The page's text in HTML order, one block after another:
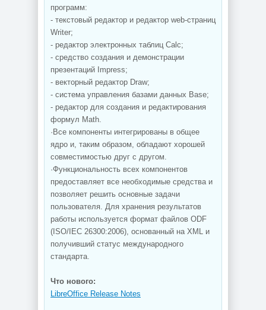
программ:
- текстовый редактор и редактор web-страниц
Writer;
- редактор электронных таблиц Calc;
- средство создания и демонстрации
презентаций Impress;
- векторный редактор Draw;
- система управления базами данных Base;
- редактор для создания и редактирования
формул Math.
·Все компоненты интегрированы в общее
ядро и, таким образом, обладают хорошей
совместимостью друг с другом.
·Функциональность всех компонентов
предоставляет все необходимые средства и
позволяет решить основные задачи
пользователя. Для хранения результатов
работы используется формат файлов ODF
(ISO/IEC 26300:2006), основанный на XML и
получивший статус международного
стандарта.
Что нового:
LibreOffice Release Notes